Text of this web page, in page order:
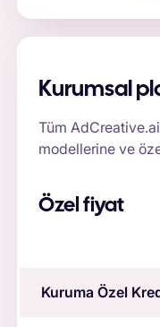
Kurumsal
Tüm
modellerine ve
Özel fiyat
Kuruma Özel